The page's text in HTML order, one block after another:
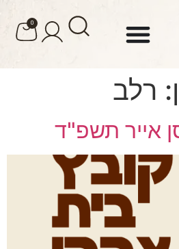
0
רלב
אייר תשפ"ד